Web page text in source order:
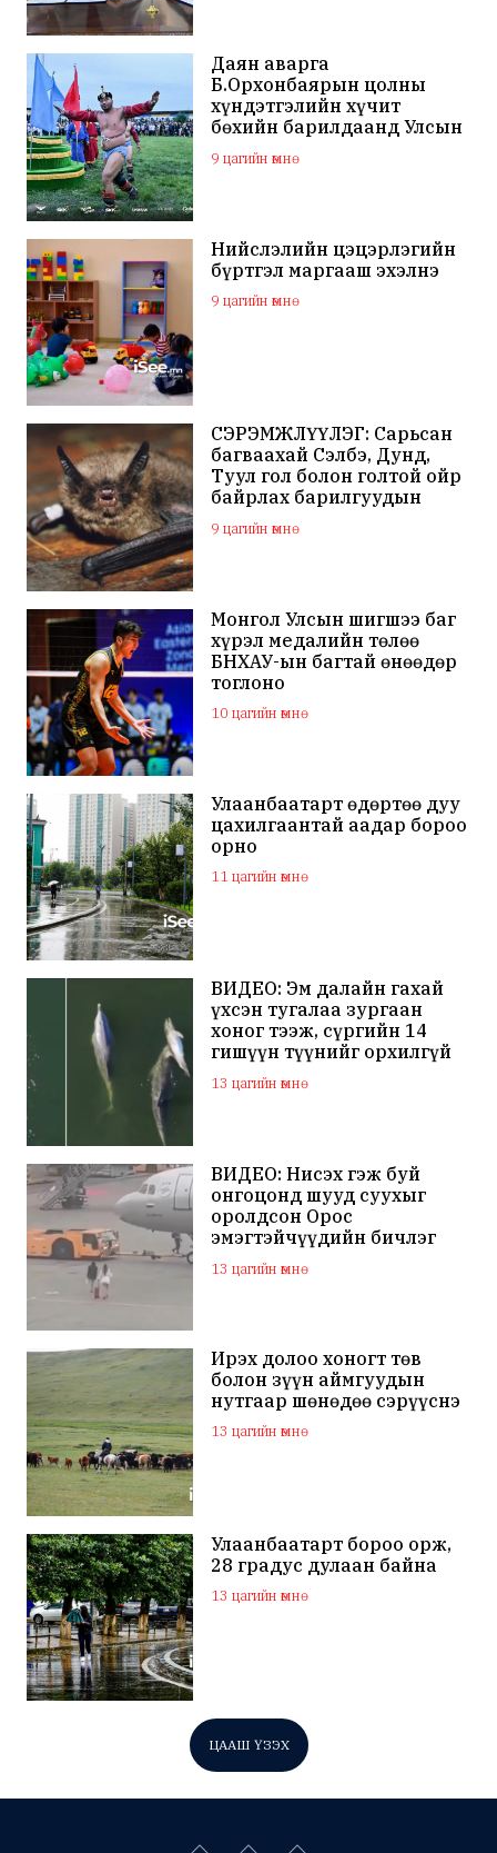
Даян аварга
Б.Орхонбаярын цолны
хүндэтгэлийн хүчит
бөхийн барилдаанд Улсын
арслан Ц.Бямба-Отгон
түрүүллээ
9 цагийн өмнө
Нийслэлийн цэцэрлэгийн
бүртгэл маргааш эхэлнэ
9 цагийн өмнө
СЭРЭМЖЛҮҮЛЭГ: Сарьсан
багваахай Сэлбэ, Дунд,
Туул гол болон голтой ойр
байрлах барилгуудын
дээвэр зэрэг газарт ихээр
үүрлэж байна
9 цагийн өмнө
Монгол Улсын шигшээ баг
хүрэл медалийн төлөө
БНХАУ-ын багтай өнөөдөр
тоглоно
10 цагийн өмнө
Улаанбаатарт өдөртөө дуу
цахилгаантай аадар бороо
орно
11 цагийн өмнө
ВИДЕО: Эм далайн гахай
үхсэн тугалаа зургаан
хоног тээж, сүргийн 14
гишүүн түүнийг орхилгүй
сэлжээ
13 цагийн өмнө
ВИДЕО: Нисэх гэж буй
онгоцонд шууд суухыг
оролдсон Орос
эмэгтэйчүүдийн бичлэг
дэлхий нийтийн
анхааралд оров
13 цагийн өмнө
Ирэх долоо хоногт төв
болон зүүн аймгуудын
нутгаар шөнөдөө сэрүүснэ
13 цагийн өмнө
Улаанбаатарт бороо орж,
28 градус дулаан байна
13 цагийн өмнө
ЦААШ ҮЗЭХ